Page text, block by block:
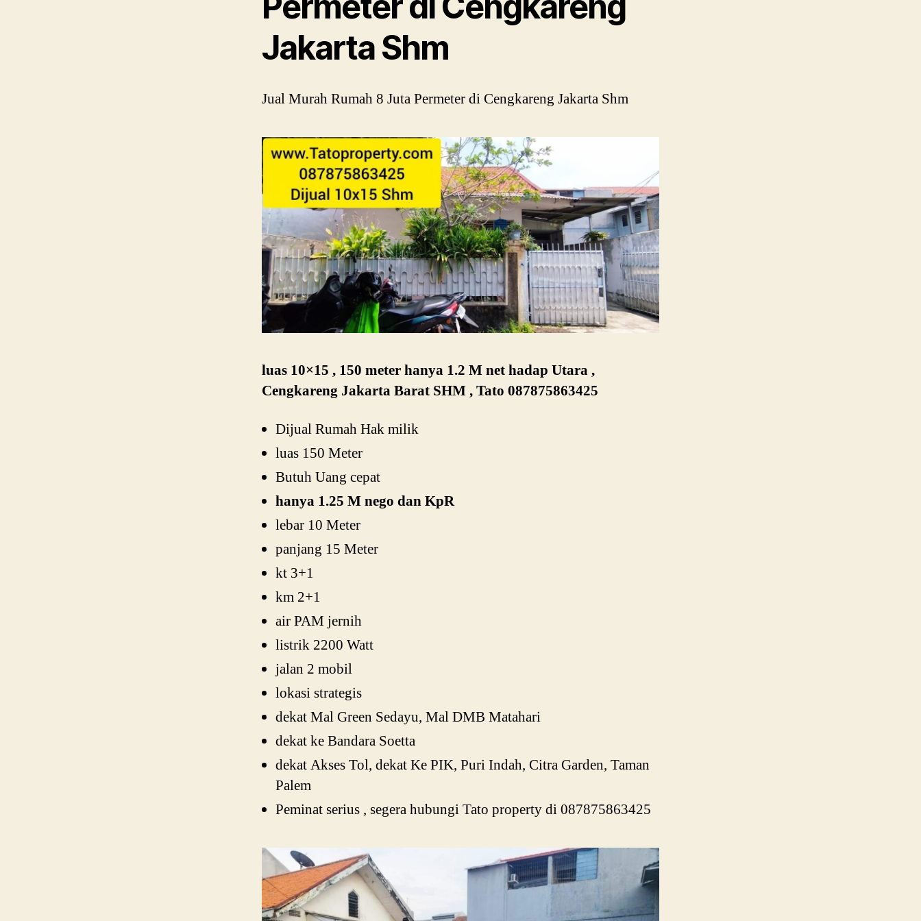
Jakarta Shm
Jual Murah Rumah 8 Juta Permeter di Cengkareng Jakarta Shm
luas 10×15 , 150 meter hanya 1.2 M net hadap Utara ,
Cengkareng Jakarta Barat SHM , Tato 087875863425
Dijual Rumah Hak milik
luas 150 Meter
Butuh Uang cepat
hanya 1.25 M nego dan KpR
lebar 10 Meter
panjang 15 Meter
kt 3+1
km 2+1
air PAM jernih
listrik 2200 Watt
jalan 2 mobil
lokasi strategis
dekat Mal Green Sedayu, Mal DMB Matahari
dekat ke Bandara Soetta
dekat Akses Tol, dekat Ke PIK, Puri Indah, Citra Garden, Taman
Palem
Peminat serius , segera hubungi Tato property di 087875863425